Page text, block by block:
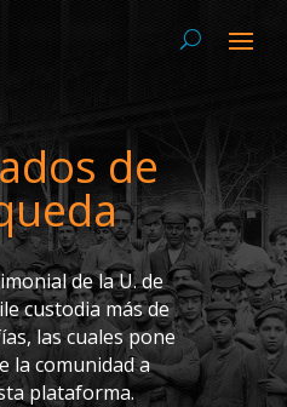
de
de la U. de
custodia más de
las cuales pone
la comunidad a
plataforma.